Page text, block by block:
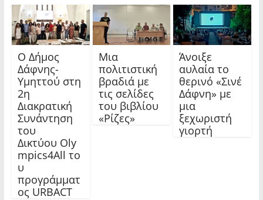
Ο Δήμος
Δάφνης-
Υμηττού στη
2η
Διακρατική
Συνάντηση
του
Δικτύου Oly
mpics4All το
υ
προγράμματ
ος URBACT
Μια
πολιτιστική
βραδιά με
τις σελίδες
του βιβλίου
«Ρίζες»
Άνοιξε
αυλαία το
θερινό «Σινέ
Δάφνη» με
μια
ξεχωριστή
γιορτή